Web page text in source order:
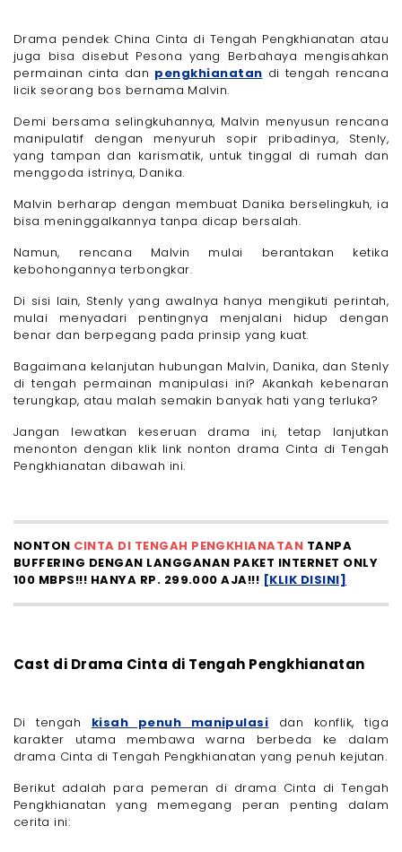
Drama pendek China Cinta di Tengah Pengkhianatan atau
juga bisa disebut Pesona yang Berbahaya mengisahkan
permainan cinta dan pengkhianatan di tengah rencana
licik seorang bos bernama Malvin.
Demi bersama selingkuhannya, Malvin menyusun rencana
manipulatif dengan menyuruh sopir pribadinya, Stenly,
yang tampan dan karismatik, untuk tinggal di rumah dan
menggoda istrinya, Danika.
Malvin berharap dengan membuat Danika berselingkuh, ia
bisa meninggalkannya tanpa dicap bersalah.
Namun, rencana Malvin mulai berantakan ketika
kebohongannya terbongkar.
Di sisi lain, Stenly yang awalnya hanya mengikuti perintah,
mulai menyadari pentingnya menjalani hidup dengan
benar dan berpegang pada prinsip yang kuat.
Bagaimana kelanjutan hubungan Malvin, Danika, dan Stenly
di tengah permainan manipulasi ini? Akankah kebenaran
terungkap, atau malah semakin banyak hati yang terluka?
Jangan lewatkan keseruan drama ini, tetap lanjutkan
menonton dengan klik link nonton drama Cinta di Tengah
Pengkhianatan dibawah ini.
NONTON CINTA DI TENGAH PENGKHIANATAN TANPA
BUFFERING DENGAN LANGGANAN PAKET INTERNET ONLY
100 MBPS!!! HANYA RP. 299.000 AJA!!! [KLIK DISINI]
Cast di Drama Cinta di Tengah Pengkhianatan
Di tengah kisah penuh manipulasi dan konflik, tiga
karakter utama membawa warna berbeda ke dalam
drama Cinta di Tengah Pengkhianatan yang penuh kejutan.
Berikut adalah para pemeran di drama Cinta di Tengah
Pengkhianatan yang memegang peran penting dalam
cerita ini: